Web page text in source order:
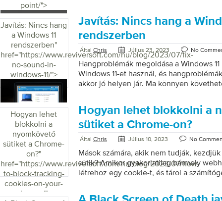
amelyek hibákhoz és hibás
[…]
point/">
számítógépet A Windows nem indul el
alkalmazása után Csak fekete képernyő
indításakor A Rendszer-visszaállítási
lehetővé teszi, hogy visszalépjen egy
szoftver, illesztőprogram vagy Windows-
visszaállítási pont jön létre. Ezenkívül
visszaállítási pontot. A visszaállítás nem
fájlokat, de törli a […]
Javítás: Nincs hang
a Windows 11
rendszerben"
href="https://www.reviversoft.com/hu/blog/2023/07/fix-
no-sound-in-
windows-11/">
Javítás: Nincs hang a
rendszerben
Által Chris Július 23, 2023 No
Hangproblémák megoldása a Windows
Windows 11-et használ, és
akkor jó helyen jár. Ma könnyen
hardvereszközt Ha külső
meg arról, hogy az eszköz megfelelően
számítógéphez. Kérjük, ellenőrizze a
megfelelően, és próbálja ki. Több
meg arról, hogy a megfelelő eszközt
alapértelmezettként, és húzza ki/letiltja
Audioeszköz alapértelmezett beállítása:
2. Majd Beállítások 3. Válassza a
Hogyan lehet
blokkolni a
nyomkövető
sütiket a Chrome-
on?"
href="https://www.reviversoft.com/hu/blog/2023/07/how-
to-block-tracking-
cookies-on-your-
chrome/">
Hogyan lehet blokkolni a
sütiket a Chrome-on?
Által Chris Július 10, 2023 No
Mások számára, akik nem tudják,
sütik? Amikor gyakorlatilag bármely
létrehoz egy cookie-t, és tárol a
végzett műveletekről. Cookie-kat mind